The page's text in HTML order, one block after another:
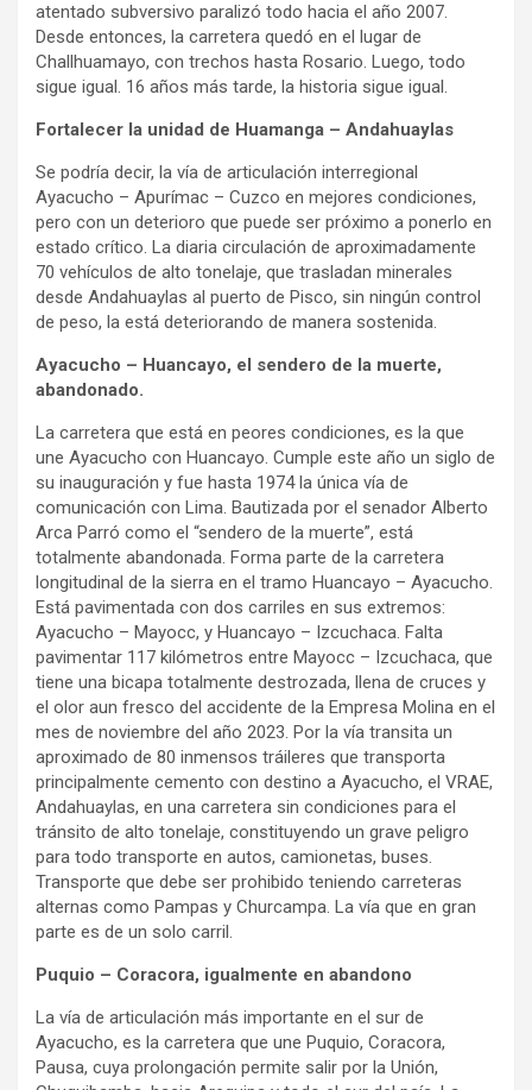
atentado subversivo paralizó todo hacia el año 2007.
Desde entonces, la carretera quedó en el lugar de
Challhuamayo, con trechos hasta Rosario. Luego, todo
sigue igual. 16 años más tarde, la historia sigue igual.
Fortalecer la unidad de Huamanga – Andahuaylas
Se podría decir, la vía de articulación interregional
Ayacucho – Apurímac – Cuzco en mejores condiciones,
pero con un deterioro que puede ser próximo a ponerlo en
estado crítico. La diaria circulación de aproximadamente
70 vehículos de alto tonelaje, que trasladan minerales
desde Andahuaylas al puerto de Pisco, sin ningún control
de peso, la está deteriorando de manera sostenida.
Ayacucho – Huancayo, el sendero de la muerte,
abandonado.
La carretera que está en peores condiciones, es la que
une Ayacucho con Huancayo. Cumple este año un siglo de
su inauguración y fue hasta 1974 la única vía de
comunicación con Lima. Bautizada por el senador Alberto
Arca Parró como el “sendero de la muerte”, está
totalmente abandonada. Forma parte de la carretera
longitudinal de la sierra en el tramo Huancayo – Ayacucho.
Está pavimentada con dos carriles en sus extremos:
Ayacucho – Mayocc, y Huancayo – Izcuchaca. Falta
pavimentar 117 kilómetros entre Mayocc – Izcuchaca, que
tiene una bicapa totalmente destrozada, llena de cruces y
el olor aun fresco del accidente de la Empresa Molina en el
mes de noviembre del año 2023. Por la vía transita un
aproximado de 80 inmensos tráileres que transporta
principalmente cemento con destino a Ayacucho, el VRAE,
Andahuaylas, en una carretera sin condiciones para el
tránsito de alto tonelaje, constituyendo un grave peligro
para todo transporte en autos, camionetas, buses.
Transporte que debe ser prohibido teniendo carreteras
alternas como Pampas y Churcampa. La vía que en gran
parte es de un solo carril.
Puquio – Coracora, igualmente en abandono
La vía de articulación más importante en el sur de
Ayacucho, es la carretera que une Puquio, Coracora,
Pausa, cuya prolongación permite salir por la Unión,